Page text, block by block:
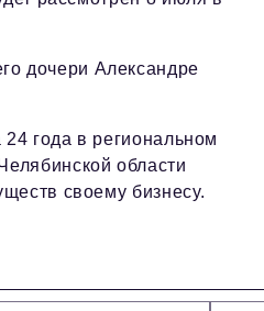
дочери Александре
года в региональном
области
своему бизнесу.